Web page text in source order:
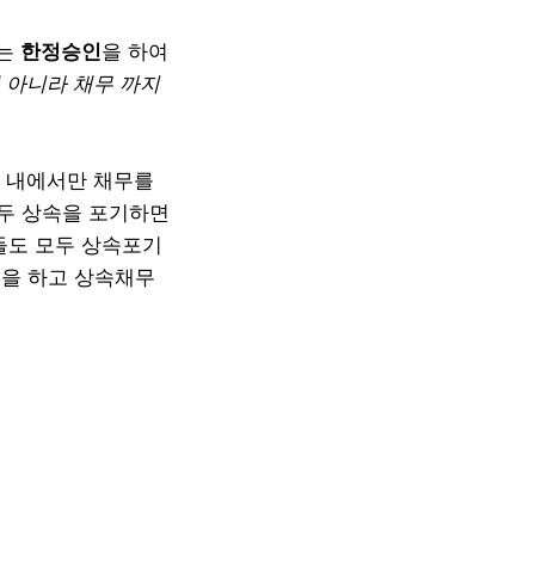
한정승인을 하여
니라 채무 까지
에서만 채무를
상속을 포기하면
모두 상속포기
하고 상속채무